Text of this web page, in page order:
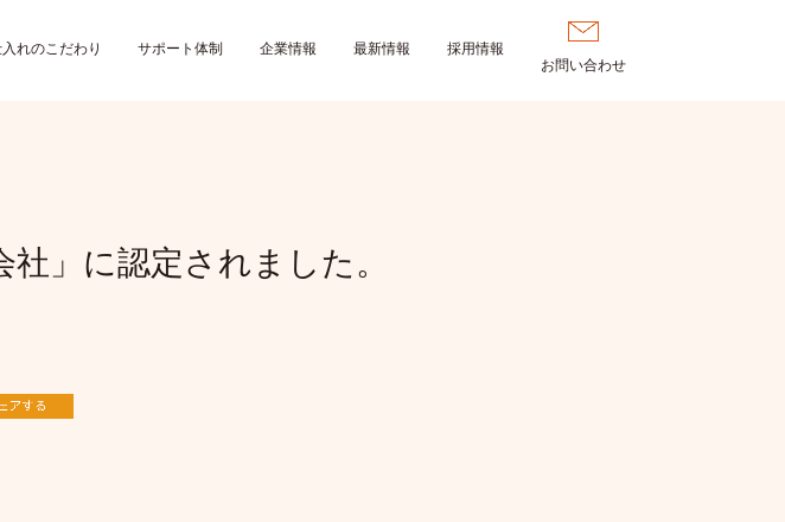
れのこだわり サポート体制 企業情報 最新情報
採用情報
お問い合わせ
」に認定されました。